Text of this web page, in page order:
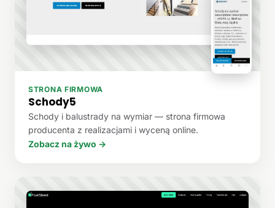
STRONA FIRMOWA
Schody5
Schody i balustrady na wymiar — strona firmowa
producenta z realizacjami i wyceną online.
Zobacz na żywo →